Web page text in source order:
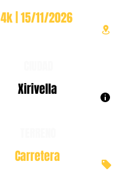
4k | 15/11/2026
Xirivella
Carretera